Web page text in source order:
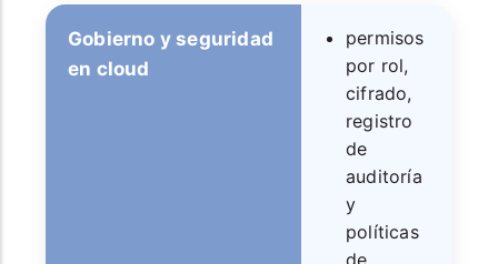
Gobierno y seguridad
en cloud
permisos
por rol,
cifrado,
registro
de
auditoría
y
políticas